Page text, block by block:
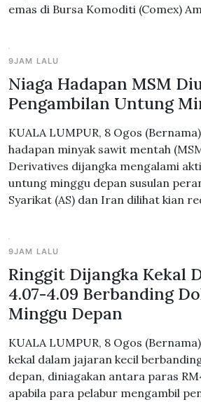
emas di Bursa Komoditi (Comex)
9JAM LALU
Niaga Hadapan MSM
Pengambilan Untung
KUALA LUMPUR, 8 Ogos
hadapan minyak sawit mentah
Derivatives dijangka mengalami
untung minggu depan susulan
Syarikat (AS) dan Iran dilihat kian
9JAM LALU
Ringgit Dijangka Kekal
4.07-4.09 Berbanding
Minggu Depan
KUALA LUMPUR, 8 Ogos
kekal dalam jajaran kecil
depan, diniagakan antara paras
apabila para pelabur mengambil